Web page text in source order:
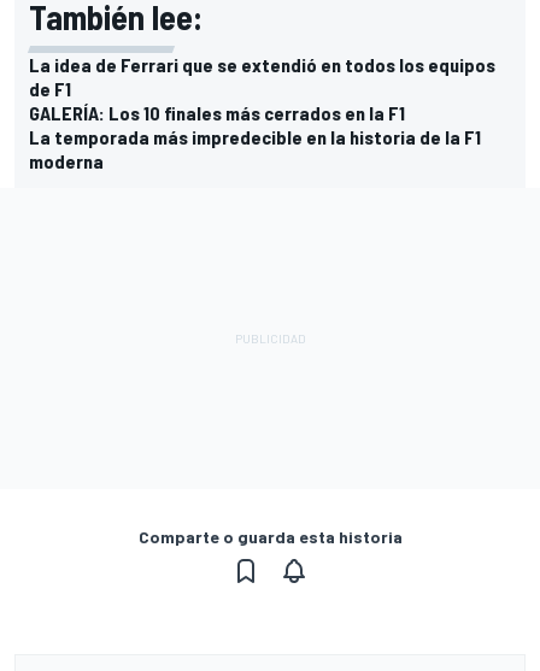
También lee:
La idea de Ferrari que se extendió en todos los equipos
de F1
GALERÍA: Los 10 finales más cerrados en la F1
La temporada más impredecible en la historia de la F1
moderna
Comparte o guarda esta historia